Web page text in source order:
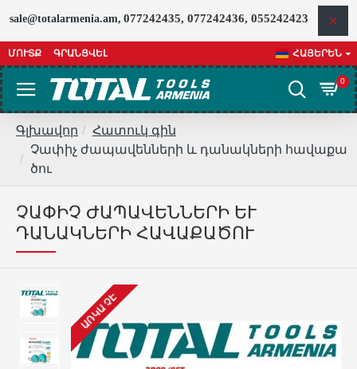
sale@totalarmenia.am, 077242435, 077242436, 055242423
ՄՈՒՏՔ ԳՐԱՆՑՎԵԼ ՀԱՅԵՐԵՆ
0
Գլխավոր
Հատուկ գին
Չափիչ ժապավենների և դանակների հավաքա
ծու
ՉԱՓԻՉ ԺԱՊԱՎԵՆՆԵՐԻ ԵՒ Դ
ԱՆԱԿՆԵՐԻ ՀԱՎԱՔԱԾՈՒ
ԱՌԿԱ ՉԷ